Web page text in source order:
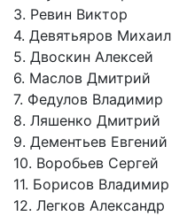
3. Ревин Виктор
4. Девятьяров Михаил
5. Двоскин Алексей
6. Маслов Дмитрий
7. Федулов Владимир
8. Ляшенко Дмитрий
9. Дементьев Евгений
10. Воробьев Сергей
11. Борисов Владимир
12. Легков Александр